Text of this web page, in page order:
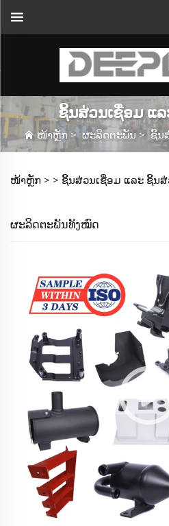
ຊິ້ນສ່ວນເຊື່ອມ ແ
ໜ້າຫຼັກ >ຜະລິດຕະພັນ >ຊິ້ນ
ໜ້າຫຼັກ > > ຊິ້ນສ່ວນເຊື່ອມ ແລະ ຊິ້ນ
ຜະລິດຕະພັນທັງໝົດ